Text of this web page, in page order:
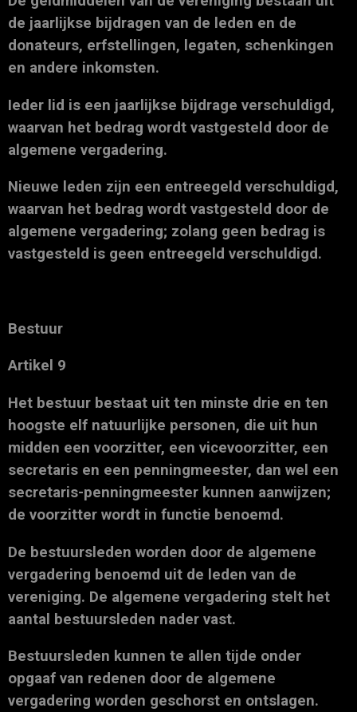
de jaarlijkse bijdragen van de leden en de
donateurs, erfstellingen, legaten, schenkingen
en andere inkomsten.
Ieder lid is een jaarlijkse bijdrage verschuldigd,
waarvan het bedrag wordt vastgesteld door de
algemene vergadering.
Nieuwe leden zijn een entreegeld verschuldigd,
waarvan het bedrag wordt vastgesteld door de
algemene vergadering; zolang geen bedrag is
vastgesteld is geen entreegeld verschuldigd.
Bestuur
Artikel 9
Het bestuur bestaat uit ten minste drie en ten
hoogste elf natuurlijke personen, die uit hun
midden een voorzitter, een vicevoorzitter, een
secretaris en een penningmeester, dan wel een
secretaris-penningmeester kunnen aanwijzen;
de voorzitter wordt in functie benoemd.
De bestuursleden worden door de algemene
vergadering benoemd uit de leden van de
vereniging. De algemene vergadering stelt het
aantal bestuursleden nader vast.
Bestuursleden kunnen te allen tijde onder
opgaaf van redenen door de algemene
vergadering worden geschorst en ontslagen.